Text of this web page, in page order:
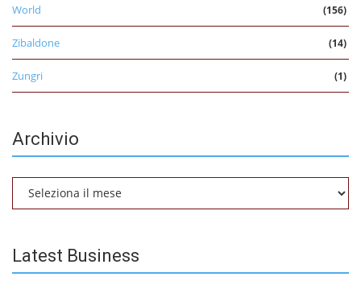
World (156)
Zibaldone (14)
Zungri (1)
Archivio
Archivio
Latest Business